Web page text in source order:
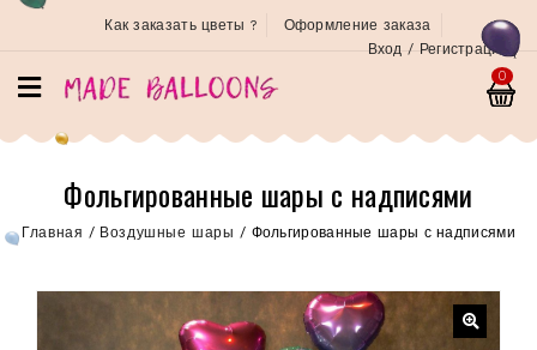
Как заказать цветы ?
Оформление заказа
Вход / Регистрация
0
Фольгированные шары с надписями
Главная / Воздушные шары / Фольгированные шары с надписями